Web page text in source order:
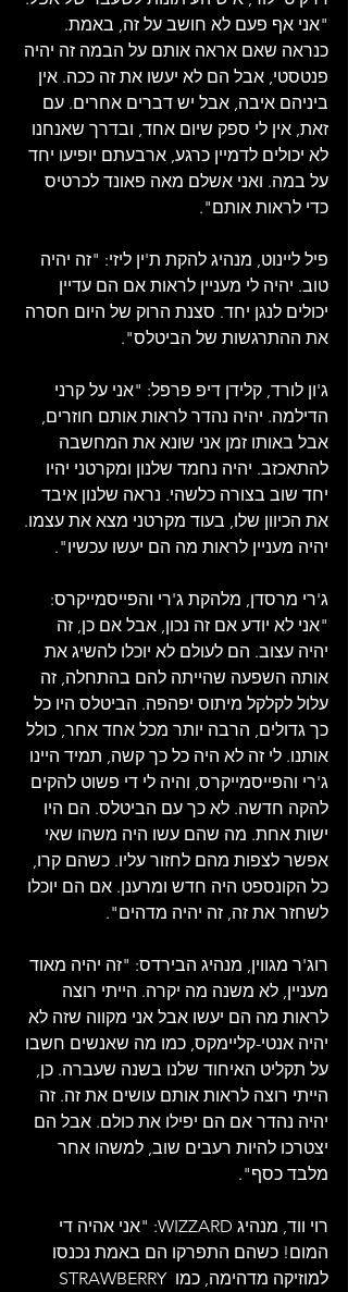
"אני אף פעם לא חושב על זה, באמת.
כנראה שאם אראה אותם על הבמה זה יהיה
פנטסטי, אבל הם לא יעשו את זה ככה. אין
ביניהם איבה, אבל יש דברים אחרים. עם
זאת, אין לי ספק שיום אחד, ובדרך שאנחנו
לא יכולים לדמיין כרגע, ארבעתם יופיעו יחד
על במה. ואני אשלם מאה פאונד לכרטיס
כדי לראות אותם".
פיל ליינוט, מנהיג להקת ת'ין ליזי: "זה יהיה
טוב. יהיה לי מעניין לראות אם הם עדיין
יכולים לנגן יחד. סצנת הרוק של היום חסרה
את ההתרגשות של הביטלס".
ג'ון לורד, קלידן דיפ פרפל: "אני על קרני
הדילמה. יהיה נהדר לראות אותם חוזרים,
אבל באותו זמן אני שונא את המחשבה
להתאכזב. יהיה נחמד שלנון ומקרטני יהיו
יחד שוב בצורה כלשהי. נראה שלנון איבד
את הכיוון שלו, בעוד מקרטני מצא את עצמו.
יהיה מעניין לראות מה הם יעשו עכשיו".
ג'רי מרסדן, מלהקת ג'רי והפייסמייקרס:
"אני לא יודע אם זה נכון, אבל אם כן, זה
יהיה עצוב. הם לעולם לא יוכלו להשיג את
אותה השפעה שהייתה להם בהתחלה, זה
עלול לקלקל מיתוס יפהפה. הביטלס היו כל
כך גדולים, הרבה יותר מכל אחד אחר, כולל
אותנו. לי זה לא היה כל כך קשה, תמיד היינו
ג'רי והפייסמייקרס, והיה לי די פשוט להקים
להקה חדשה. לא כך עם הביטלס. הם היו
ישות אחת. מה שהם עשו היה משהו שאי
אפשר לצפות מהם לחזור עליו. כשהם קרו,
כל הקונספט היה חדש ומרענן. אם הם יוכלו
לשחזר את זה, זה יהיה מדהים".
רוג'ר מגווין, מנהיג הבירדס: "זה יהיה מאוד
מעניין, לא משנה מה יקרה. הייתי רוצה
לראות מה הם יעשו אבל אני מקווה שזה לא
יהיה אנטי-קליימקס, כמו מה שאנשים חשבו
על תקליט האיחוד שלנו בשנה שעברה. כן,
הייתי רוצה לראות אותם עושים את זה. זה
יהיה נהדר אם הם יפילו את כולם. אבל הם
יצטרכו להיות רעבים שוב, למשהו אחר
מלבד כסף".
רוי ווד, מנהיג WIZZARD: "אני אהיה די
המום! כשהם התפרקו הם באמת נכנסו
למוזיקה מדהימה, כמו STRAWBERRY